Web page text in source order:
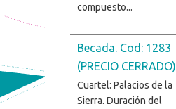
compuesto...
Becada. Cod: 1283
(PRECIO CERRADO)
Cuartel: Palacios de la
Sierra. Duración del